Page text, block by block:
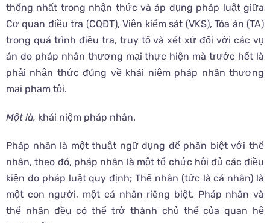
thống nhất trong nhận thức và áp dụng pháp luật giữa
Cơ quan điều tra (CQĐT), Viện kiểm sát (VKS), Tóa án (TA)
trong quá trình điều tra, truy tố và xét xử đối với các vụ
án do pháp nhân thương mại thực hiện mà trước hết là
phải nhận thức đúng về khái niệm pháp nhân thương
mại phạm tội.
Một là, khái niệm pháp nhân.
Pháp nhân là một thuật ngữ dụng để phân biệt với thể
nhân, theo đó, pháp nhân là một tổ chức hội đủ các điều
kiện do pháp luật quy định; Thể nhân (tức là cá nhân) là
một con người, một cá nhân riêng biệt. Pháp nhân và
thể nhân đều có thể trở thành chủ thể của quan hệ